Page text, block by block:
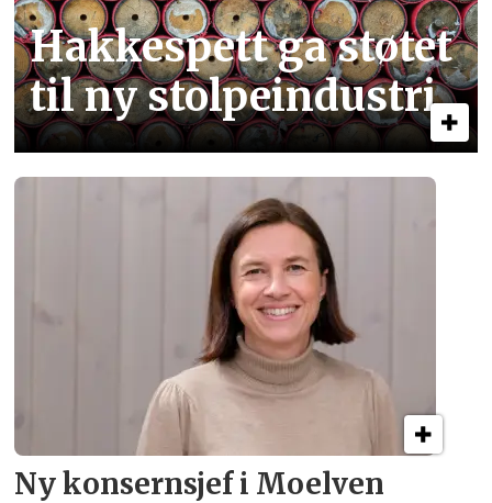
Hakkespett ga støtet
til ny stolpe­industri
Ny konsern­sjef i Moelven